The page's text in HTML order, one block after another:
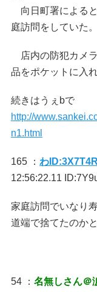
向日町署による
庭訪問をしていた。
店内の防犯カメ
品をポケットに入
続きはうぇbで
http://
n1.html
165 ： わ
12:56:22.11
家庭訪問でいなり
道端で捨てたのか
54 ： 名無しさん＠